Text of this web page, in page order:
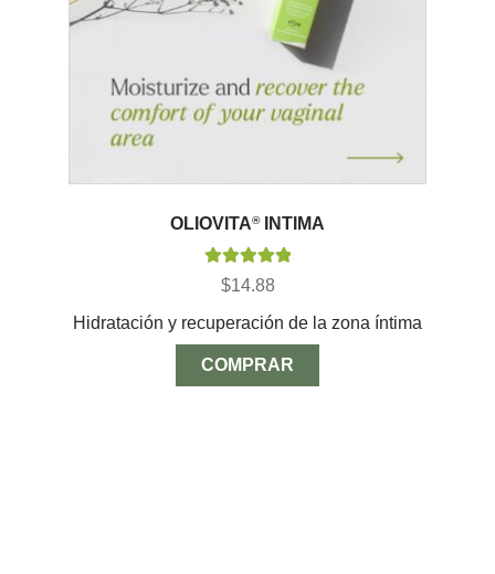
OLIOVITA®INTIMA
Valorado con
$14.88
Hidratación y recuperación de la zona íntima
COMPRAR